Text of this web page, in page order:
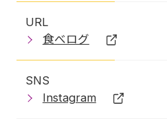
URL
食べログ
SNS
Instagram